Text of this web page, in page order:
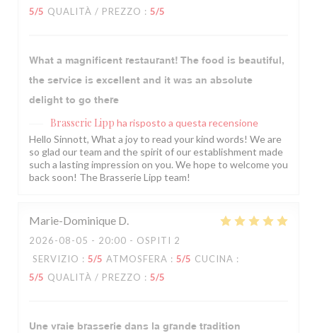
5/5 QUALITÀ / PREZZO : 5/5
What a magnificent restaurant! The food is beautiful,
the service is excellent and it was an absolute
delight to go there
Brasserie Lipp ha risposto a questa recensione
Hello Sinnott, What a joy to read your kind words! We are
so glad our team and the spirit of our establishment made
such a lasting impression on you. We hope to welcome you
back soon! The Brasserie Lipp team!
Marie-Dominique D
2026-08-05 - 20:00 - OSPITI 2
SERVIZIO : 5/5 ATMOSFERA : 5/5 CUCINA :
5/5 QUALITÀ / PREZZO : 5/5
Une vraie brasserie dans la grande tradition